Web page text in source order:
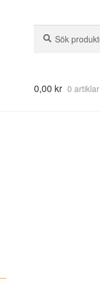
efter:
0,00 kr 0 artiklar